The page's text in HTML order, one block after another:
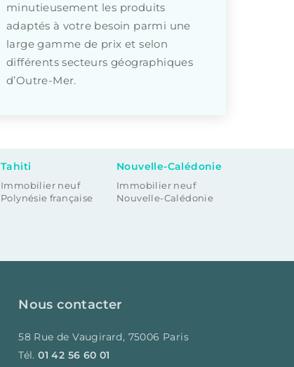
minutieusement les produits
adaptés à votre besoin parmi une
large gamme de prix et selon
différents secteurs géographiques
d’Outre-Mer.
Tahiti
Immobilier neuf
Polynésie française
Nouvelle-Calédonie
Immobilier neuf
Nouvelle-Calédonie
Nous contacter
58 Rue de Vaugirard, 75006 Paris
Tél.01 42 56 60 01